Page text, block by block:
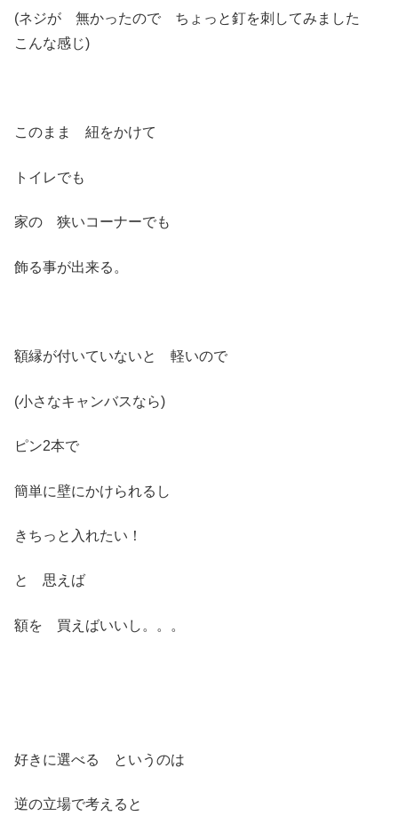
(ネジが 無かったので ちょっと釘を刺してみました
こんな感じ)
このまま 紐をかけて
トイレでも
家の 狭いコーナーでも
飾る事が出来る。
額縁が付いていないと 軽いので
(小さなキャンバスなら)
ピン2本で
簡単に壁にかけられるし
きちっと入れたい！
と 思えば
額を 買えばいいし。。。
好きに選べる というのは
逆の立場で考えると